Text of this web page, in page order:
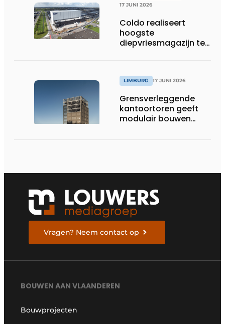
17 JUNI 2026
Coldo realiseert
hoogste
diepvriesmagazijn ter
duurzaamheid,
technische innovatie
en schaalgrootte
LIMBURG 17 JUNI 2026
Grensverleggende
kantoortoren geeft
modulair bouwen
Vragen? Neem contact op
BOUWEN AAN VLAANDEREN
Bouwprojecten